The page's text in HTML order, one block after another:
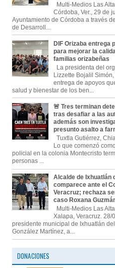
Multi-Medios Las
Córdoba, Ver., 29 de
Ayuntamiento de Córdoba a través
de Desarroll...
DIF Orizaba entrega
para mejorar la
familias orizabeñas
La presidenta del
Lizzette Bojalil
entrega de apoyos
salud y bienestar de los ben...
🚨 Tres terminan
tras desafiar a las
además son
presunto asalto a
Tuxtla Gutiérrez,
Lo que comenzó
policial en la colonia Montecristo
personas ...
Alcalde de Ixhuatlán
comparece ante el
Veracruz; rechaza
caso Roxana
Multi-Medios Las
Xalapa, Veracruz. 28/
presidente municipal de Ixhuatlán del
González Martínez, a...
DONACIONES